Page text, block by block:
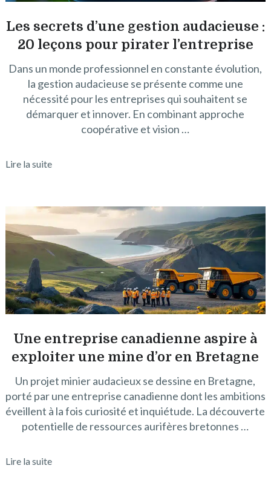
Les secrets d’une gestion audacieuse :
20 leçons pour pirater l’entreprise
Dans un monde professionnel en constante évolution,
la gestion audacieuse se présente comme une
nécessité pour les entreprises qui souhaitent se
démarquer et innover. En combinant approche
coopérative et vision …
Lire la suite
Une entreprise canadienne aspire à
exploiter une mine d’or en Bretagne
Un projet minier audacieux se dessine en Bretagne,
porté par une entreprise canadienne dont les ambitions
éveillent à la fois curiosité et inquiétude. La découverte
potentielle de ressources aurifères bretonnes …
Lire la suite